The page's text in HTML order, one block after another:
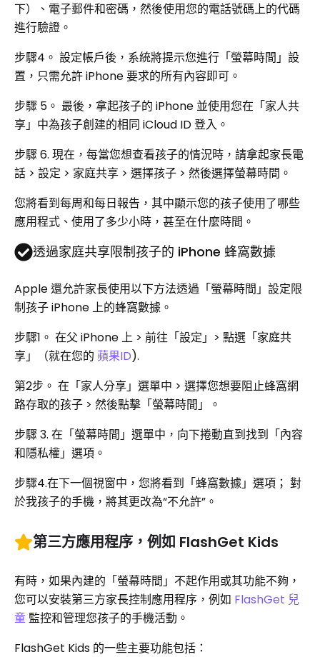
下）、電子郵件和密碼，然後使用您的電話號碼上的代碼
進行驗證。
步驟4。 設定帳戶後，系統將提示您進行「螢幕時間」設
置，只需允許 iPhone 要求的所有內容即可。
步驟 5。 最後，拿起孩子的 iPhone 並使用您在「家人共
享」中為孩子創建的相同 iCloud ID 登入。
步驟 6. 現在，每當您想查看孩子的情況時，請拿起家長電
話 > 設定 > 家庭共享 > 選擇孩子 > 然後選擇螢幕時間。
您將看到每周和每日報告，其中顯示您的孩子使用了哪些
應用程式、使用了多少小時，甚至在什麼時間。
透過家庭共享限制孩子的 iPhone 蜂窩數據
Apple 還允許家長使用以下方法透過「螢幕時間」設定限
制孩子 iPhone 上的蜂窩數據。
步驟1。 在父 iPhone 上 > 前往「設定」> 點選「家庭共
享」（就在您的 蘋果ID).
第2步。 在「家人分享」選單中 > 選擇您想要阻止蜂窩網
路存取的孩子 > 然後點擊「螢幕時間」。
步驟 3. 在「螢幕時間」選單中，向下捲動直到找到「內容
和隱私權」選項。
步驟4.在下一個視窗中，您將看到「蜂窩數據」選項； 對
於我孩子的手機，將其更改為“不允許”。
第三方應用程序，例如 FlashGet Kids
有時，如果內建的「螢幕時間」不起作用或其功能不夠，
您可以安裝第三方家長控制應用程序，例如 FlashGet 兒
童監控和管理您孩子的手機活動。
FlashGet Kids 的一些主要功能包括：